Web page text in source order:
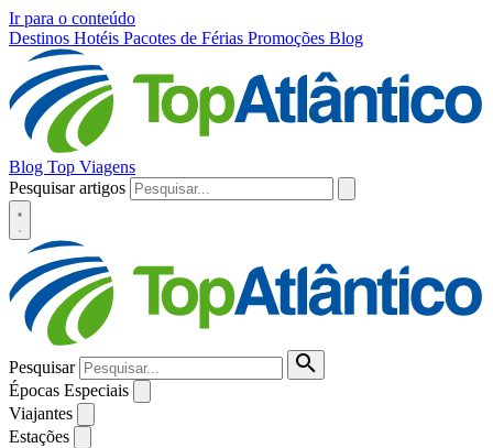
Ir para o conteúdo
Destinos Hotéis Pacotes de Férias Promoções Blog
Blog Top Viagens
Pesquisar artigos
Pesquisar
Épocas Especiais
Viajantes
Estações